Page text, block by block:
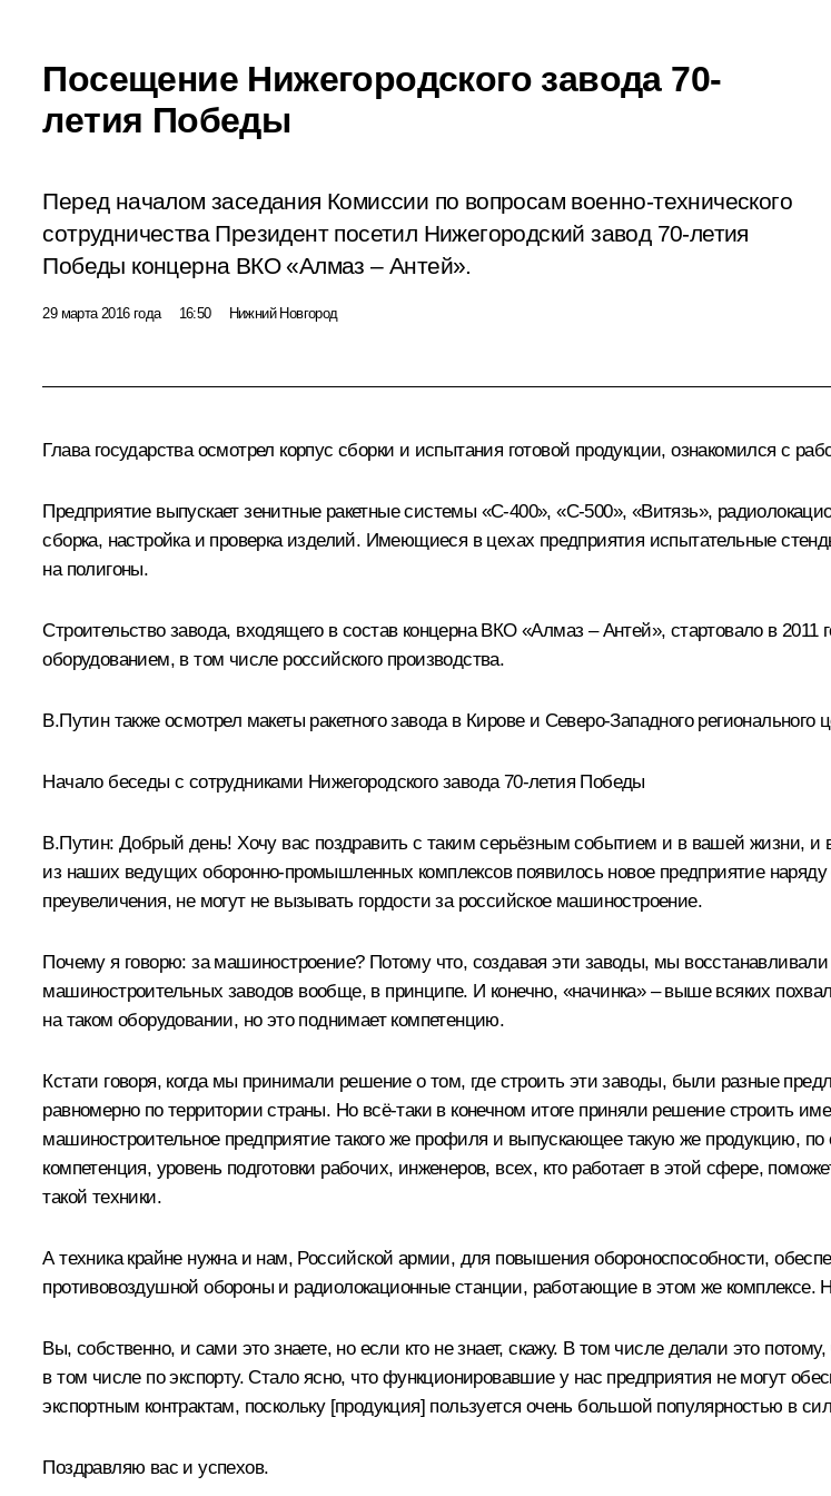
Посещение Нижегородского завода 70-
летия Победы
Перед началом заседания Комиссии по вопросам военно-технического
сотрудничества Президент посетил Нижегородский завод 70-летия
Победы концерна ВКО «Алмаз – Антей».
29 марта 2016 года 16:50 Нижний Новгород
Глава государства осмотрел корпус сборки и испытания готовой продукции, ознакомился с
Предприятие выпускает зенитные ракетные системы «С-400», «С-500», «Витязь»,
сборка, настройка и проверка изделий. Имеющиеся в цехах предприятия испытательные
на полигоны.
Строительство завода, входящего в состав концерна ВКО «Алмаз – Антей», стартовало в
оборудованием, в том числе российского производства.
В.Путин также осмотрел макеты ракетного завода в Кирове и Северо-Западного регионального
Начало беседы с сотрудниками Нижегородского завода 70-летия Победы
В.Путин: Добрый день! Хочу вас поздравить с таким серьёзным событием и в вашей жизни, и
из наших ведущих оборонно-промышленных комплексов появилось новое предприятие
преувеличения, не могут не вызывать гордости за российское машиностроение.
Почему я говорю: за машиностроение? Потому что, создавая эти заводы, мы
машиностроительных заводов вообще, в принципе. И конечно, «начинка» – выше всяких
на таком оборудовании, но это поднимает компетенцию.
Кстати говоря, когда мы принимали решение о том, где строить эти заводы, были разные
равномерно по территории страны. Но всё‑таки в конечном итоге приняли решение строить
машиностроительное предприятие такого же профиля и выпускающее такую же продукцию, по
компетенция, уровень подготовки рабочих, инженеров, всех, кто работает в этой сфере,
такой техники.
А техника крайне нужна и нам, Российской армии, для повышения обороноспособности,
противовоздушной обороны и радиолокационные станции, работающие в этом же комплексе.
Вы, собственно, и сами это знаете, но если кто не знает, скажу. В том числе делали это
в том числе по экспорту. Стало ясно, что функционировавшие у нас предприятия не могут
экспортным контрактам, поскольку [продукция] пользуется очень большой популярностью в
Поздравляю вас и успехов.